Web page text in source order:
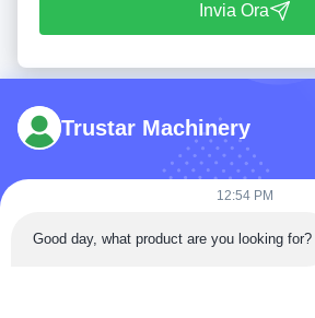
Invia Ora
tel: 86-180-5882-0351
Trustar Machinery
12:54 PM
Good day, what product are you looking for?